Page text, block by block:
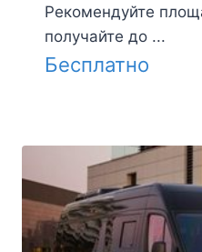
Рекомендуйте
получайте до ...
Бесплатно